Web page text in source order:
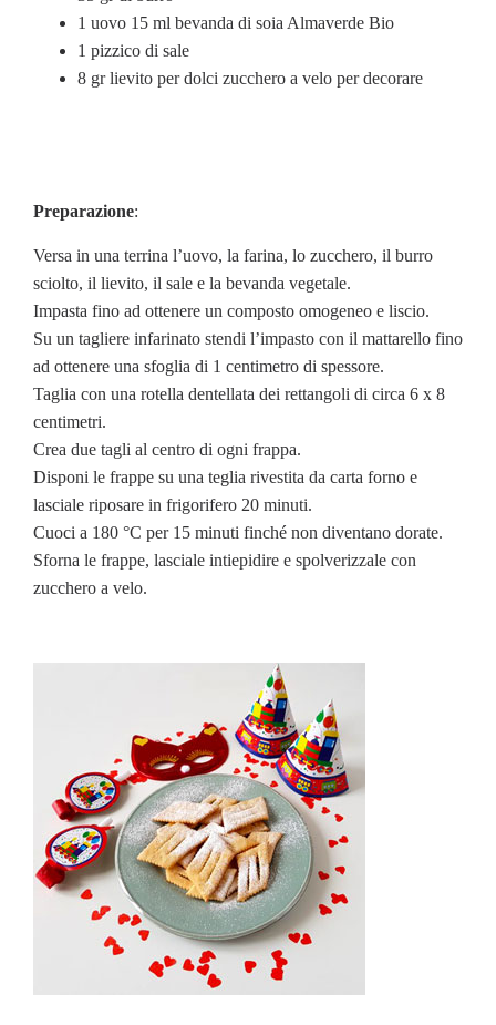
1 uovo 15 ml bevanda di soia Almaverde Bio
1 pizzico di sale
8 gr lievito per dolci zucchero a velo per decorare
Preparazione:
Versa in una terrina l’uovo, la farina, lo zucchero, il burro
sciolto, il lievito, il sale e la bevanda vegetale.
Impasta fino ad ottenere un composto omogeneo e liscio.
Su un tagliere infarinato stendi l’impasto con il mattarello fino
ad ottenere una sfoglia di 1 centimetro di spessore.
Taglia con una rotella dentellata dei rettangoli di circa 6 x 8
centimetri.
Crea due tagli al centro di ogni frappa.
Disponi le frappe su una teglia rivestita da carta forno e
lasciale riposare in frigorifero 20 minuti.
Cuoci a 180 °C per 15 minuti finché non diventano dorate.
Sforna le frappe, lasciale intiepidire e spolverizzale con
zucchero a velo.